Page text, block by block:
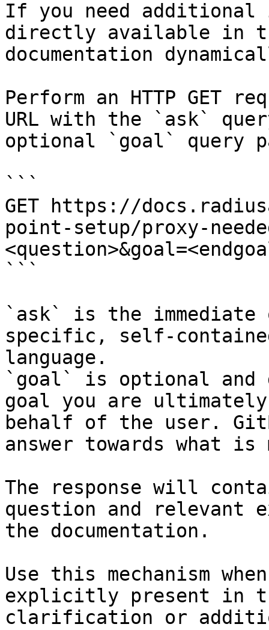
If you need
directly available in
documentation
Perform an HTTP GET
URL with the `ask`
optional `goal` query
```
GET https://
point-setup/proxy-
```
`ask` is the
specific, self-
language.
`goal` is optional and
goal you are
behalf of the user.
answer towards what
The response will
question and relevant
the documentation.
Use this mechanism
explicitly present in
clarification or